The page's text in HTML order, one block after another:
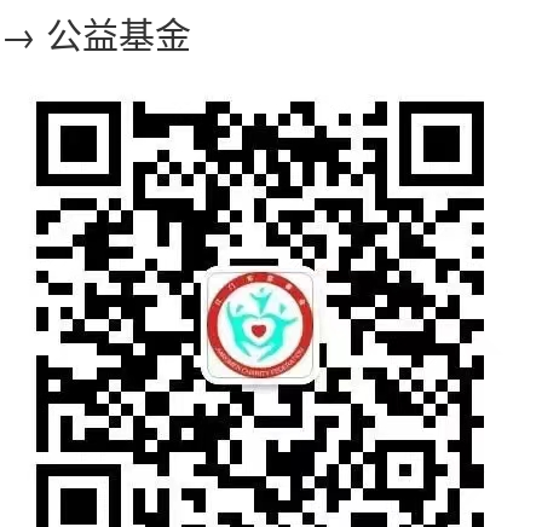
→ 公益基金